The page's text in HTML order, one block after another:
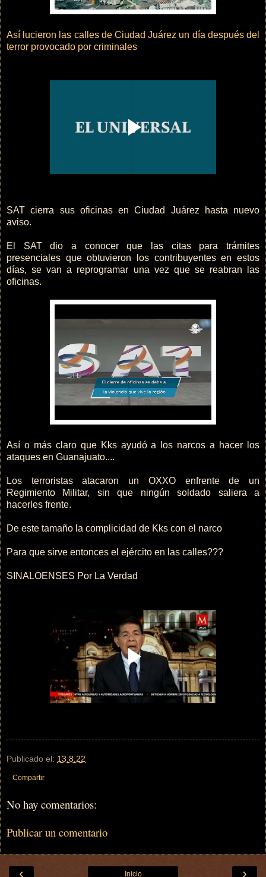
Así lucieron las calles de Ciudad Juárez un día después del
terror provocado por criminales
SAT cierra sus oficinas en Ciudad Juárez hasta nuevo
aviso.
El SAT dio a conocer que las citas para trámites
presenciales que obtuvieron los contribuyentes en estos
días, se van a reprogramar una vez que se reabran las
oficinas.
Así o más claro que Kks ayudó a los narcos a hacer los
ataques en Guanajuato....
Los terroristas atacaron un OXXO enfrente de un
Regimiento Militar, sin que ningún soldado saliera a
hacerles frente.
De este tamaño la complicidad de Kks con el narco
Para que sirve entonces el ejército en las calles???
SINALOENSES Por La Verdad
Publicado el: 13.8.22
Compartir
No hay comentarios:
Publicar un comentario
‹ ›
Inicio